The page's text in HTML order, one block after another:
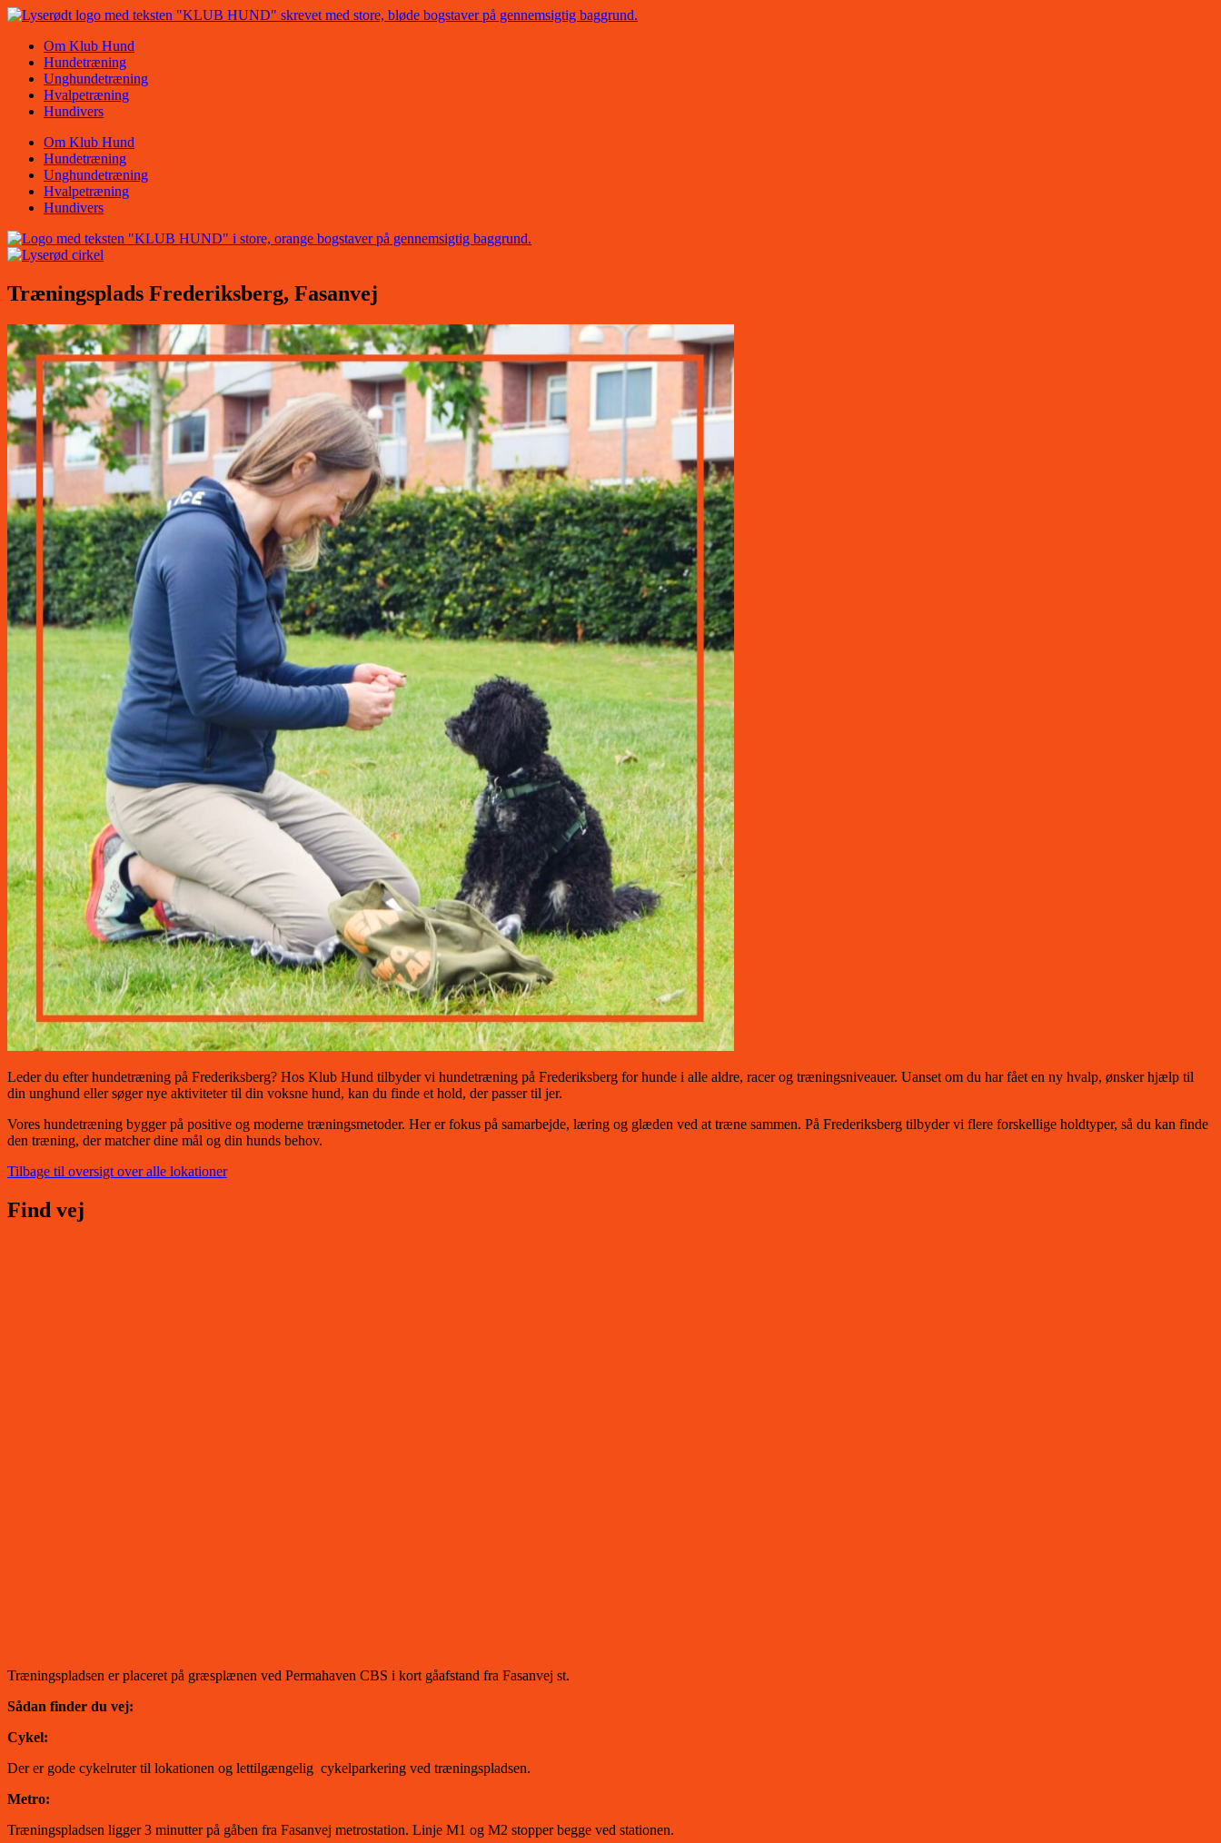
Videre
indholdOm Klub Hund
Hundetræning
Unghundetræning
Hvalpetræning
Hundivers
Om Klub Hund
Hundetræning
Unghundetræning
Hvalpetræning
Hundivers
Træningsplads Frederiksberg, Fasanvej
Leder du efter hundetræning på Frederiksberg? Hos Klub Hund tilbyder vi hundetræning på Frederiksberg for hunde i alle aldre, racer og træningsniveauer. Uanset om du har fået en ny hvalp, ønsker hjælp til
din unghund eller søger nye aktiviteter til din voksne hund, kan du finde et hold, der passer til jer.
Vores hundetræning bygger på positive og moderne træningsmetoder. Her er fokus på samarbejde, læring og glæden ved at træne sammen. På Frederiksberg tilbyder vi flere forskellige holdtyper, så du kan finde
den træning, der matcher dine mål og din hunds behov.
Tilbage til oversigt over alle lokationer
Find vej
Træningspladsen er placeret på græsplænen ved Permahaven CBS i kort gåafstand fra Fasanvej st.
Sådan finder du vej:
Cykel:
Der er gode cykelruter til lokationen og lettilgængelig cykelparkering ved træningspladsen.
Metro:
Træningspladsen ligger 3 minutter på gåben fra Fasanvej metrostation. Linje M1 og M2 stopper begge ved stationen.